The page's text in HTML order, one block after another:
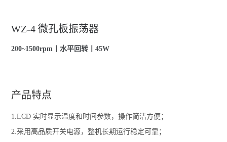
WZ-4 微孔板振荡器
200~1500rpm丨水平回转丨45W
产品特点
1.LCD 实时显示温度和时间参数，操作简洁方便；
2.采用高品质开关电源，整机长期运行稳定可靠；